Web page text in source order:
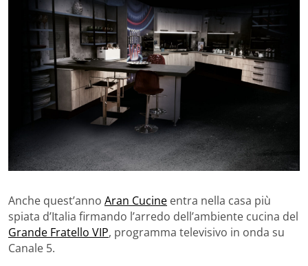
Anche quest’anno Aran Cucine entra nella casa più
spiata d’Italia firmando l’arredo dell’ambiente cucina del
Grande Fratello VIP, programma televisivo in onda su
Canale 5.